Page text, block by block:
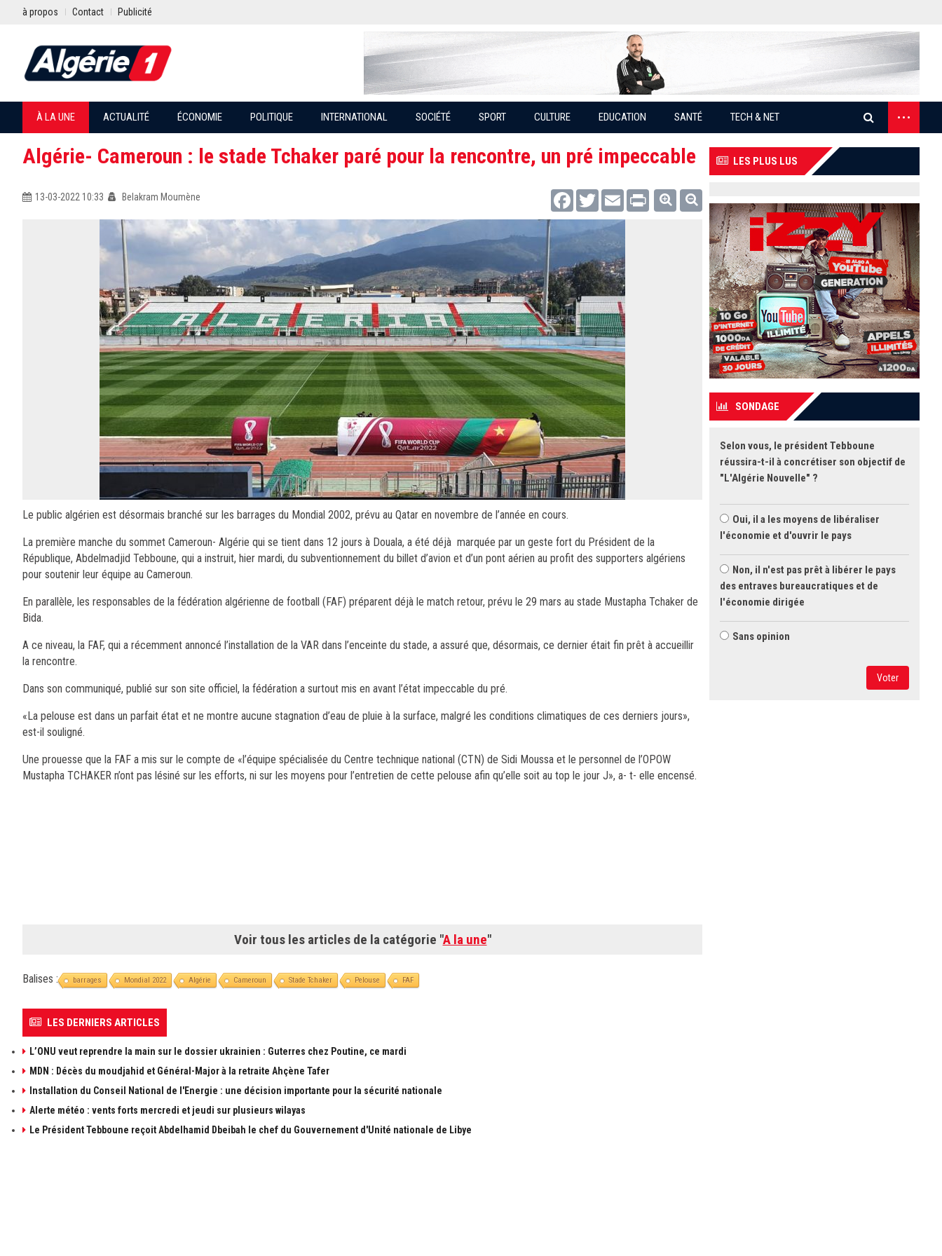
à propos Contact Publicité
À LA UNE ACTUALITÉ ÉCONOMIE POLITIQUE INTERNATIONAL SOCIÉTÉ SPORT CULTURE EDUCATION SANTÉ TECH & NET
...
Algérie- Cameroun : le stade Tchaker paré pour la rencontre, un pré impeccable
13-03-2022 10:33 Belakram Moumène FacebookTwitter Email Print
Le public algérien est désormais branché sur les barrages du Mondial 2002, prévu au Qatar en novembre de l’année en cours.
La première manche du sommet Cameroun- Algérie qui se tient dans 12 jours à Douala, a été déjà marquée par un geste fort du Président de la
République, Abdelmadjid Tebboune, qui a instruit, hier mardi, du subventionnement du billet d’avion et d’un pont aérien au profit des supporters algériens
pour soutenir leur équipe au Cameroun.
En parallèle, les responsables de la fédération algérienne de football (FAF) préparent déjà le match retour, prévu le 29 mars au stade Mustapha Tchaker de
Bida.
A ce niveau, la FAF, qui a récemment annoncé l’installation de la VAR dans l’enceinte du stade, a assuré que, désormais, ce dernier était fin prêt à accueillir
la rencontre.
Dans son communiqué, publié sur son site officiel, la fédération a surtout mis en avant l’état impeccable du pré.
«La pelouse est dans un parfait état et ne montre aucune stagnation d’eau de pluie à la surface, malgré les conditions climatiques de ces derniers jours»,
est-il souligné.
Une prouesse que la FAF a mis sur le compte de «l’équipe spécialisée du Centre technique national (CTN) de Sidi Moussa et le personnel de l’OPOW
Mustapha TCHAKER n’ont pas lésiné sur les efforts, ni sur les moyens pour l’entretien de cette pelouse afin qu’elle soit au top le jour J», a- t- elle encensé.
Voir tous les articles de la catégorie "A la une"
Balises : barrages Mondial 2022 Algérie Cameroun Stade Tchaker Pelouse FAF
LES DERNIERS ARTICLES
L’ONU veut reprendre la main sur le dossier ukrainien : Guterres chez Poutine, ce mardi
MDN : Décès du moudjahid et Général-Major à la retraite Ahçène Tafer
Installation du Conseil National de l'Energie : une décision importante pour la sécurité nationale
Alerte météo : vents forts mercredi et jeudi sur plusieurs wilayas
Le Président Tebboune reçoit Abdelhamid Dbeibah le chef du Gouvernement d'Unité nationale de Libye
LES PLUS LUS
SONDAGE
Selon vous, le président Tebboune
réussira-t-il à concrétiser son objectif de
"L'Algérie Nouvelle" ?
Oui, il a les moyens de libéraliser
l'économie et d'ouvrir le pays
Non, il n'est pas prêt à libérer le pays
des entraves bureaucratiques et de
l'économie dirigée
Sans opinion
Voter